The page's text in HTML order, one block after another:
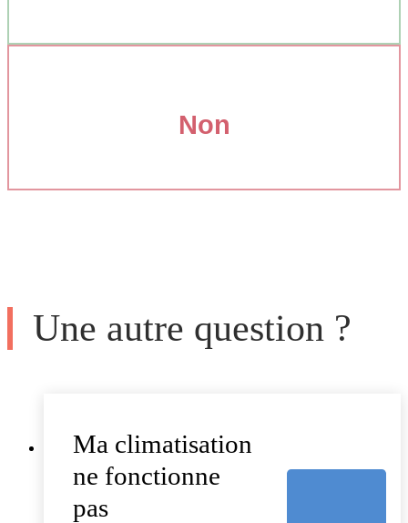
Non
Une autre question ?
Ma climatisation
ne fonctionne
pas